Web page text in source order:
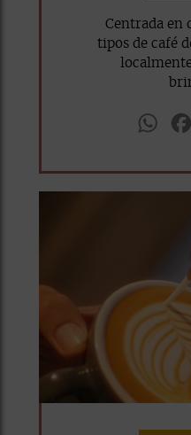
Centrada en
tipos de café